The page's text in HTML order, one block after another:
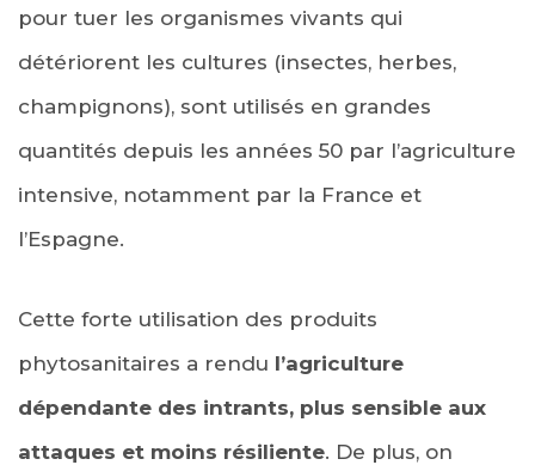
pour tuer les organismes vivants qui
détériorent les cultures (insectes, herbes,
champignons), sont utilisés en grandes
quantités depuis les années 50 par l’agriculture
intensive, notamment par la France et
l’Espagne.
Cette forte utilisation des produits
phytosanitaires a rendu l’agriculture
dépendante des intrants, plus sensible aux
attaques et moins résiliente. De plus, on